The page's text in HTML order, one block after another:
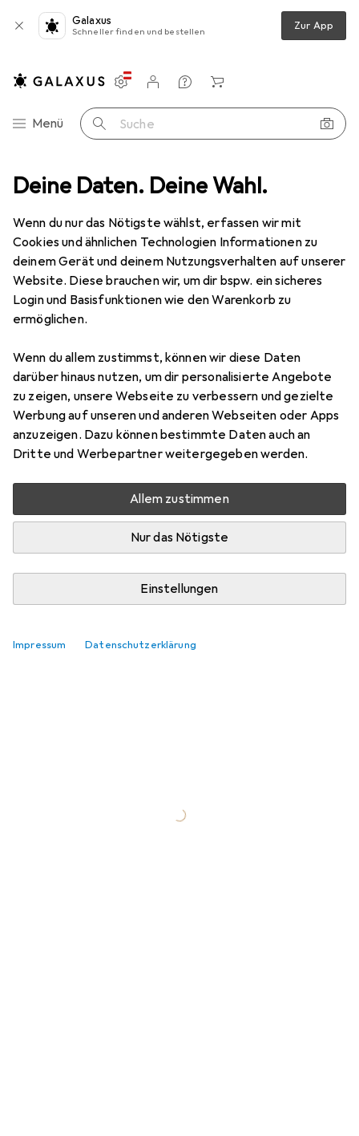
Deine Daten. Deine Wahl.
Wenn du nur das Nötigste wählst, erfassen wir mit
Cookies und ähnlichen Technologien Informationen zu
deinem Gerät und deinem Nutzungsverhalten auf unserer
Website. Diese brauchen wir, um dir bspw. ein sicheres
Login und Basisfunktionen wie den Warenkorb zu
ermöglichen.
Wenn du allem zustimmst, können wir diese Daten
darüber hinaus nutzen, um dir personalisierte Angebote
zu zeigen, unsere Webseite zu verbessern und gezielte
Werbung auf unseren und anderen Webseiten oder Apps
anzuzeigen. Dazu können bestimmte Daten auch an
Dritte und Werbepartner weitergegeben werden.
Allem zustimmen
Nur das Nötigste
Einstellungen
Impressum Datenschutzerklärung
Galaxus
Schneller finden und bestellen Zur App
Navigation nach Kategorien
Menü Suche
Einstellungen
Kundenkonto
Vergleichslisten
Merklisten
Warenkorb
Gesamtsortiment Haushalt Ostern Ostereier verzieren
Ostereier verzieren
EntdeckenForum